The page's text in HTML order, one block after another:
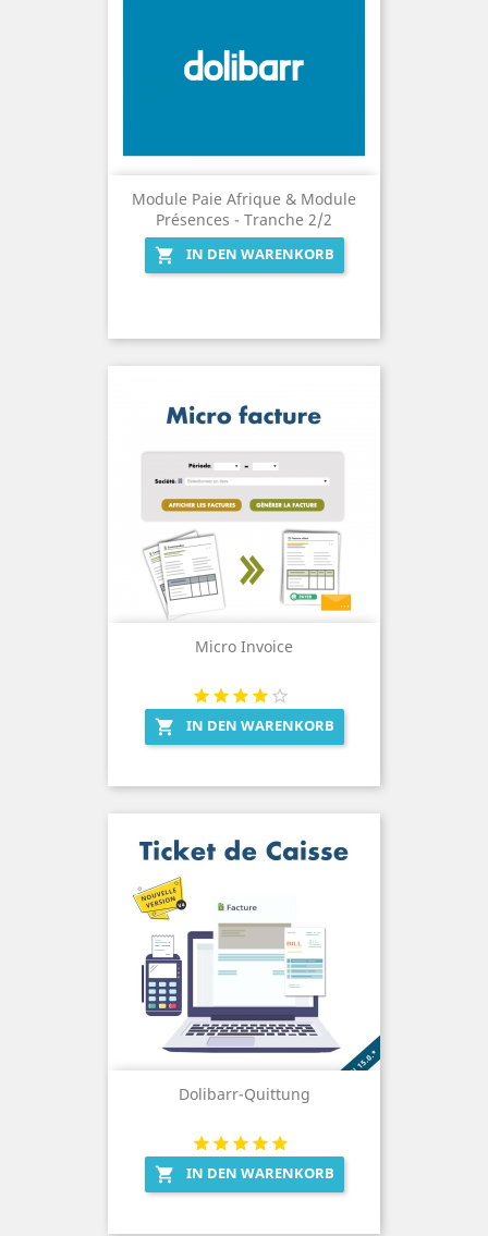
Module Paie Afrique & Module
Présences - Tranche 2/2

IN DEN WARENKORB
Micro Invoice
 IN DEN WARENKORB
Dolibarr-Quittung
 IN DEN WARENKORB